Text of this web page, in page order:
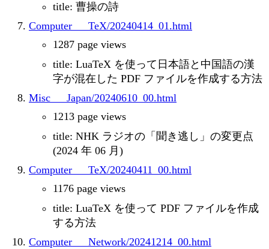
title: 曹操の詩
Computer___TeX/20240414_01.html
1287 page views
title: LuaTeX を使って日本語と中国語の漢
字が混在した PDF ファイルを作成する方法
Misc___Japan/20240610_00.html
1213 page views
title: NHK ラジオの「聞き逃し」の変更点
(2024 年 06 月)
Computer___TeX/20240411_00.html
1176 page views
title: LuaTeX を使って PDF ファイルを作成
する方法
Computer___Network/20241214_00.html